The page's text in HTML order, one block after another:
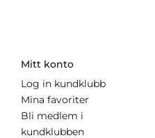
Mitt konto
Log in kundklubb
Mina favoriter
Bli medlem i
kundklubben